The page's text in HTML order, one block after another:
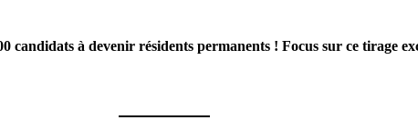
candidats à devenir résidents permanents ! Focus sur ce tirage